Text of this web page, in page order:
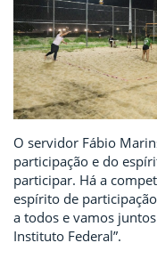
O servidor Fábio
participação e do
participar. Há a
espírito de
a todos e vamos
Instituto Federal”.